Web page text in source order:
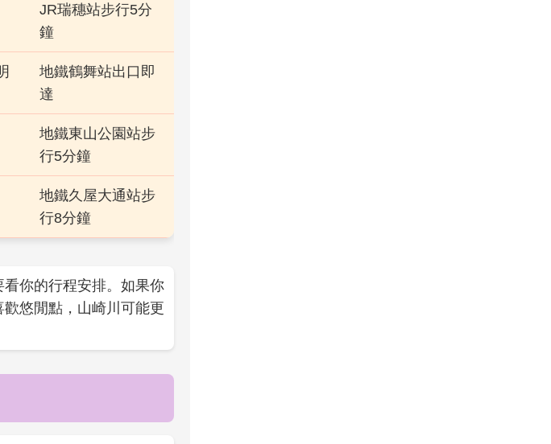
JR瑞穗站步行5分
鐘
地鐵鶴舞站出口即
達
地鐵東山公園站步
行5分鐘
地鐵久屋大通站步
行8分鐘
你的行程安排。如果你
悠閒點，山崎川可能更